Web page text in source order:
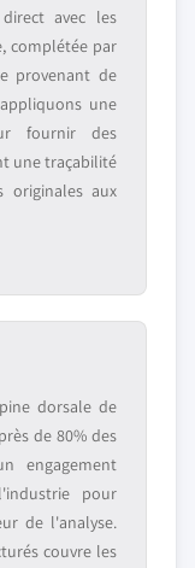
avec les
complétée par
provenant de
une
fournir des
une traçabilité
originales aux
dorsale de
de 80% des
engagement
pour
de l'analyse.
couvre les